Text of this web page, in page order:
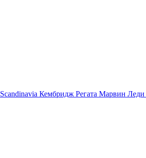
Scandinavia Кембридж Регата Марвин Леди